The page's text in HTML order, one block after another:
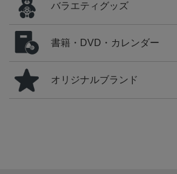
バラエティグッズ
書籍・DVD・カレンダー
オリジナルブランド